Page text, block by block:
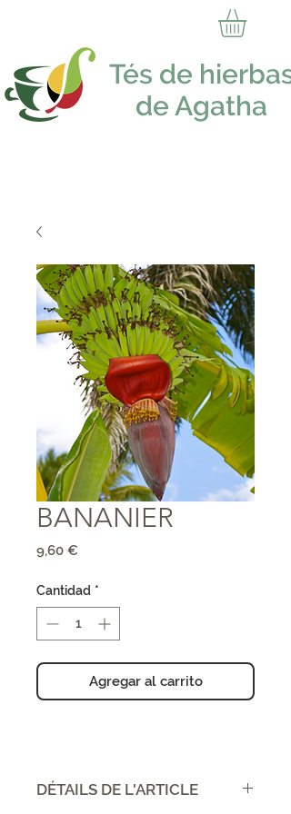
Tés de hierbas
de Agatha
BANANIER
9,60 €
Cantidad *
Agregar al carrito
DÉTAILS DE L'ARTICLE